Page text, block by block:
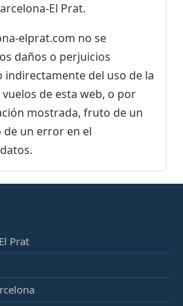
El Prat.
elprat.com no se
daños o perjuicios
indirectamente del uso de la
de esta web, o por
mostrada, fruto de un
un error en el
Prat